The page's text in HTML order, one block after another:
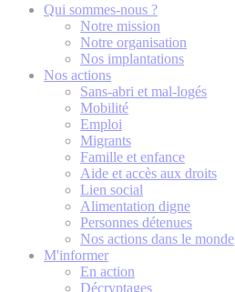
Qui sommes-nous ?
Notre mission
Notre organisation
Nos implantations
Nos actions
Sans-abri et mal-logés
Mobilité
Emploi
Migrants
Famille et enfance
Aide et accès aux droits
Lien social
Alimentation digne
Personnes détenues
Nos actions dans le monde
M'informer
En action
Décryptages